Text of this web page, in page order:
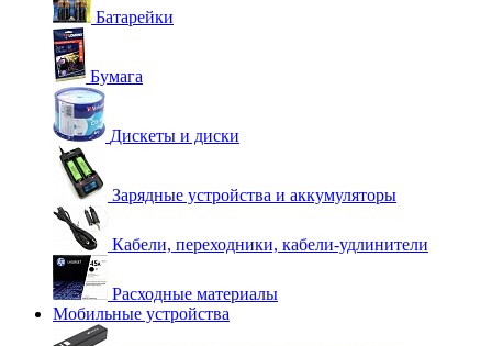
Батарейки
Бумага
Дискеты и диски
Зарядные устройства и аккумуляторы
Кабели, переходники, кабели-удлинители
Расходные материалы
Мобильные устройства